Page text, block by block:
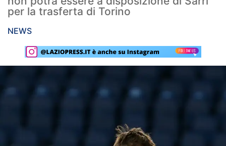
Primavera
Calciomercato
Lazio Women
Social
per la trasferta di Torino
NEWS